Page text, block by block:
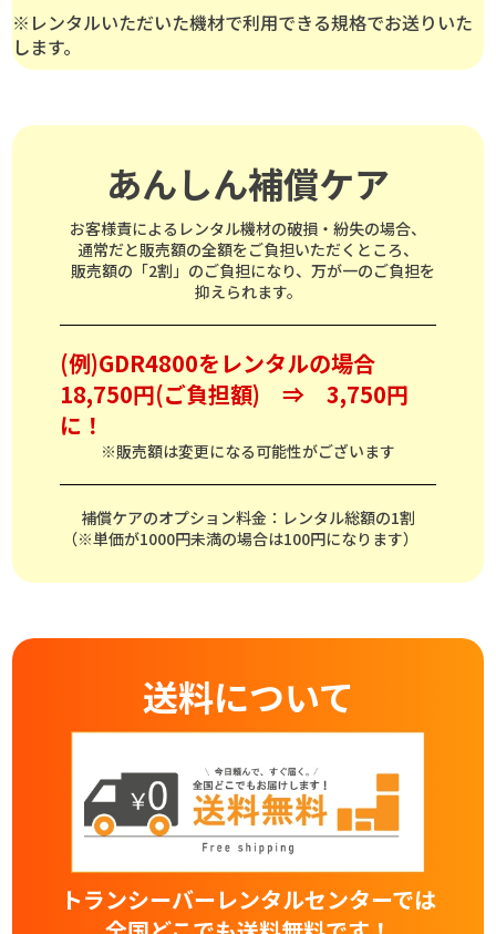
※レンタルいただいた機材で利用できる規格でお送りいた
します。
あんしん補償ケア
お客様責によるレンタル機材の破損・紛失の場合、
通常だと販売額の全額をご負担いただくところ、
販売額の「2割」のご負担になり、万が一のご負担を
抑えられます。
(例)GDR4800をレンタルの場合
18,750円(ご負担額) ⇒ 3,750円
に！
※販売額は変更になる可能性がございます
補償ケアのオプション料金：レンタル総額の1割
（※単価が1000円未満の場合は100円になります）
送料について
トランシーバーレンタルセンターでは